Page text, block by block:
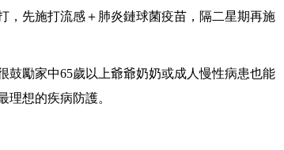
，先施打流感＋肺炎鏈球菌疫苗，隔二星期再施
鼓勵家中65歲以上爺爺奶奶或成人慢性病患也能
理想的疾病防護。